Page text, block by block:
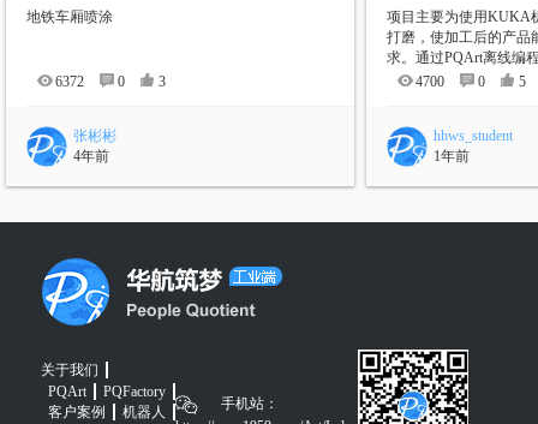
地铁车厢喷涂
6372 0 3
张彬彬
4年前
项目主要为使用KUKA
打磨，使加工后的产品
求。通过PQArt离线编
4700
0 5
hhws_student
1年前
关于我们
PQArt
PQFactory
客户案例
机器人
手机站：